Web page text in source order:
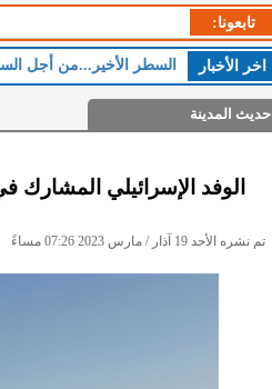
تابعونا:
اخر اﻷخبار
حديث المدينة
الوفد الإسرائيلي
تم نشره الأحد 19 آذار / مارس 2023 07:26 مساءً